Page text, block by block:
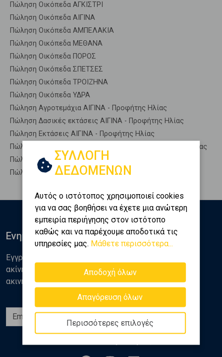
Πώληση Οικόπεδα ΑΓΚΙΣΤΡΙ
Πώληση Οικόπεδα ΑΙΓΙΝΑ
Πώληση Οικόπεδα ΑΜΠΕΛΑΚΙΑ
Πώληση Οικόπεδα ΜΕΘΑΝΑ
Πώληση Οικόπεδα ΠΟΡΟΣ
Πώληση Οικόπεδα ΣΠΕΤΣΕΣ
Πώληση Οικόπεδα ΤΡΟΙΖΗΝΑ
Πώληση Οικόπεδα ΥΔΡΑ
Πώληση Αγροτεμάχια ΑΙΓΙΝΑ - Προφήτης Ηλίας
Πώληση Δασικές εκτάσεις ΑΙΓΙΝΑ - Προφήτης Ηλίας
Πώληση Εκτάσεις ΑΙΓΙΝΑ - Προφήτης Ηλίας
Πώληση Επαγγελματικά οικόπεδα ΑΙΓΙΝΑ - Προφήτης Ηλίας
Πώληση Νησιά ΑΙΓΙΝΑ - Προφήτης Ηλίας
Πώληση Οικιστικά ΑΙΓΙΝΑ - Προφήτης Ηλίας
ΣΥΛΛΟΓΗ
ΔΕΔΟΜΕΝΩΝ
Αυτός ο ιστότοπος χρησιμοποιεί cookies
για να σας βοηθήσει να έχετε μια ανώτερη
εμπειρία περιήγησης στον ιστότοπο
καθώς και να παρέχουμε αποδοτικά τις
υπηρεσίες μας. Μάθετε περισσότερα...
Αποδοχή όλων
Απαγόρευση όλων
Περισσότερες επιλογές
Ενημερωθείτε
Εγγραφείτε στο newsletter της Golden Home για νέα
ακίνητα, αναλύσεις και διάφορα θέματα της αγοράς
ακινήτων
Εγγραφή